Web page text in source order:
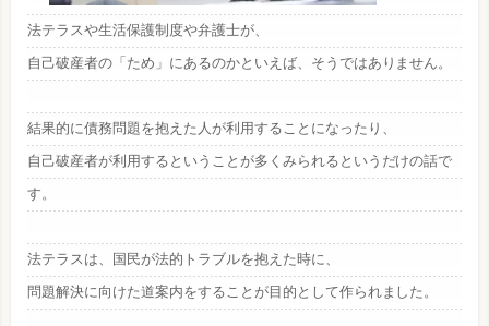
法テラスや生活保護制度や弁護士が、
自己破産者の「ため」にあるのかといえば、そうではありません。
結果的に債務問題を抱えた人が利用することになったり、
自己破産者が利用するということが多くみられるというだけの話で
す。
法テラスは、国民が法的トラブルを抱えた時に、
問題解決に向けた道案内をすることが目的として作られました。